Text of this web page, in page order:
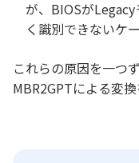
が、BIOSが
く識別できないケ
これらの原因を一つ
MBR2GPTによる変